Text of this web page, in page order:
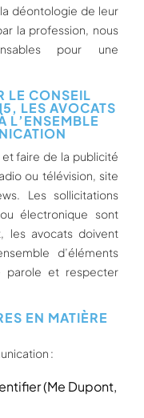
déontologie de leur
la profession, nous
pour une
LE CONSEIL
LES AVOCATS
L’ENSEMBLE
faire de la publicité
ou télévision, site
Les sollicitations
électronique sont
les avocats doivent
d’éléments
parole et respecter
EN MATIÈRE
:
(Me Dupont,